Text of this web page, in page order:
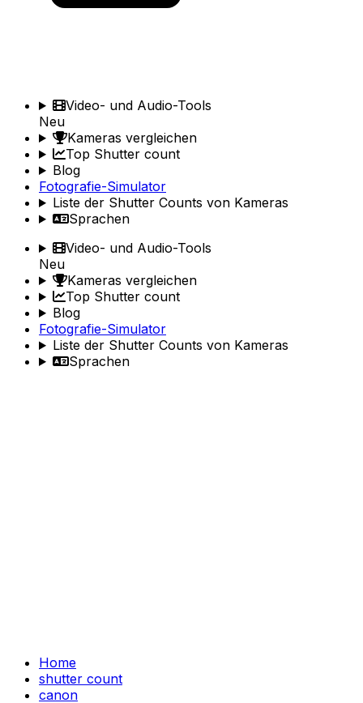
Video- und Audio-Tools
Neu
Kameras vergleichen
Top Shutter count
Blog
Fotografie-Simulator
Liste der Shutter Counts von Kameras
Sprachen
Video- und Audio-Tools
Neu
Kameras vergleichen
Top Shutter count
Blog
Fotografie-Simulator
Liste der Shutter Counts von Kameras
Sprachen
Home
shutter count
canon